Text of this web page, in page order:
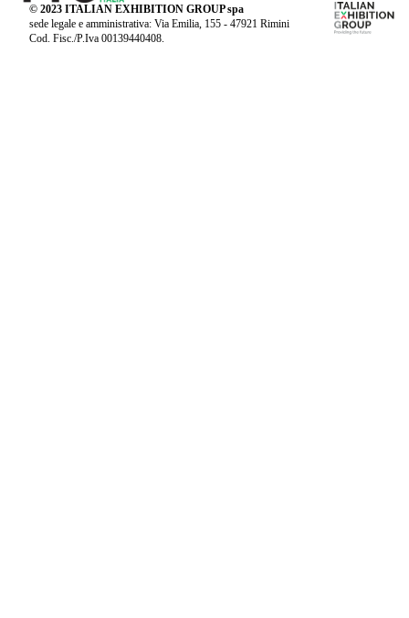
© 2023 ITALIAN EXHIBITION GROUP spa
sede legale e amministrativa: Via Emilia, 155 - 47921 Rimini
Cod. Fisc./P.Iva 00139440408.